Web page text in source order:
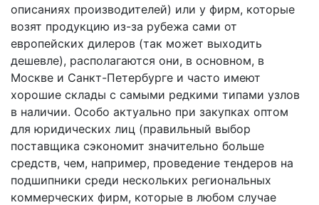
описаниях производителей) или у фирм, которые
возят продукцию из-за рубежа сами от
европейских дилеров (так может выходить
дешевле), располагаются они, в основном, в
Москве и Санкт-Петербурге и часто имеют
хорошие склады с самыми редкими типами узлов
в наличии. Особо актуально при закупках оптом
для юридических лиц (правильный выбор
поставщика сэкономит значительно больше
средств, чем, например, проведение тендеров на
подшипники среди нескольких региональных
коммерческих фирм, которые в любом случае